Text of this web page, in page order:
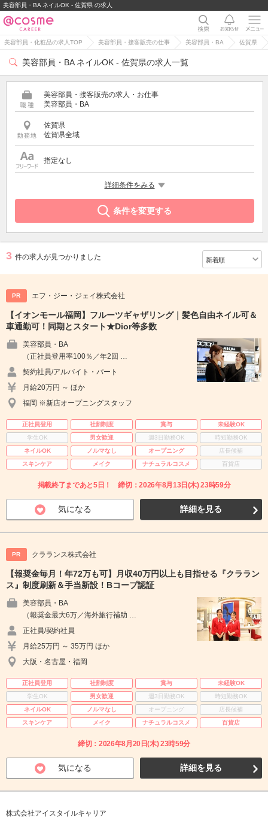
美容部員・BA ネイルOK - 佐賀県 の求人
美容部員・化粧品の求人TOP 美容部員・接客販売の仕事 美容部員・BA 佐賀県
美容部員・BA ネイルOK - 佐賀県の求人一覧
美容部員・接客販売の求人・お仕事
美容部員・BA
佐賀県
佐賀県全域
指定なし
詳細条件をみる
条件を変更する
3 件の求人が見つかりました
PR エフ・ジー・ジェイ株式会社
【イオンモール福岡】フルーツギャザリング｜髪色自由ネイル可＆
車通勤可！同期とスタート★Dior等多数
美容部員・BA
（正社員登用率100％／年2回 …
契約社員/アルバイト・パート
月給20万円 ～ ほか
福岡 ※新店オープニングスタッフ
正社員登用 社割制度 賞与
未経験OK
学生OK
男女歓迎 週3日勤務OK
時短勤務OK
ネイルOK
ノルマなし オープニング
店長候補
スキンケア
メイク ナチュラルコスメ 百貨店
掲載終了まであと5日！ 締切：2026年8月13日(木) 23時59分
気になる 詳細を見る
PR クラランス株式会社
【報奨金毎月！年72万も可】月収40万円以上も目指せる『クララン
ス』制度刷新＆手当新設！Bコープ認証
美容部員・BA
（報奨金最大6万／海外旅行補助 …
正社員/契約社員
月給25万円 ～ 35万円 ほか
大阪・名古屋・福岡
正社員登用 社割制度 賞与
未経験OK
学生OK
男女歓迎 週3日勤務OK
時短勤務OK
ネイルOK
ノルマなし オープニング
店長候補
スキンケア
メイク ナチュラルコスメ 百貨店
締切：2026年8月20日(木) 23時59分
気になる 詳細を見る
株式会社アイスタイルキャリア